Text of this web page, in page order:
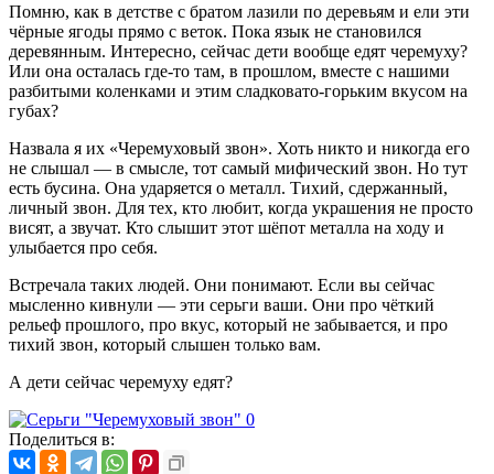
Помню, как в детстве с братом лазили по деревьям и ели эти
чёрные ягоды прямо с веток. Пока язык не становился
деревянным. Интересно, сейчас дети вообще едят черемуху?
Или она осталась где-то там, в прошлом, вместе с нашими
разбитыми коленками и этим сладковато-горьким вкусом на
губах?
Назвала я их «Черемуховый звон». Хоть никто и никогда его
не слышал — в смысле, тот самый мифический звон. Но тут
есть бусина. Она ударяется о металл. Тихий, сдержанный,
личный звон. Для тех, кто любит, когда украшения не просто
висят, а звучат. Кто слышит этот шёпот металла на ходу и
улыбается про себя.
Встречала таких людей. Они понимают. Если вы сейчас
мысленно кивнули — эти серьги ваши. Они про чёткий
рельеф прошлого, про вкус, который не забывается, и про
тихий звон, который слышен только вам.
А дети сейчас черемуху едят?
Поделиться в: